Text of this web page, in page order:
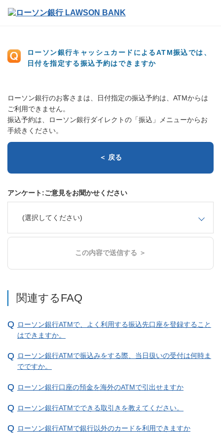
ローソン銀行キャッシュカードによるATM振込では、
日付を指定する振込予約はできますか
ローソン銀行のお客さまは、日付指定の振込予約は、ATMからは
ご利用できません。
振込予約は、ローソン銀行ダイレクトの「振込」メニューからお
手続きください。
＜ 戻る
アンケート:ご意見をお聞かせください
(選択してください)
この内容で送信する ＞
関連するFAQ
ローソン銀行ATMで、よく利用する振込先口座を登録すること
はできますか。
ローソン銀行ATMで振込みをする際、当日扱いの受付は何時ま
でですか。
ローソン銀行口座の預金を海外のATMで引出せますか
ローソン銀行ATMでできる取引きを教えてください。
ローソン銀行ATMで銀行以外のカードを利用できますか